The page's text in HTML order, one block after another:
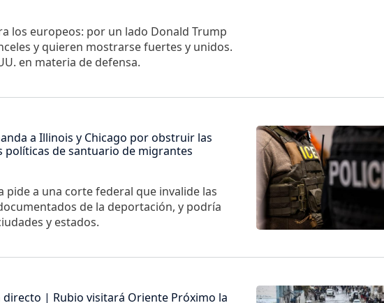
los europeos: por un lado Donald Trump
y quieren mostrarse fuertes y unidos.
en materia de defensa.
a Illinois y Chicago por obstruir las
políticas de santuario de migrantes
pide a una corte federal que invalide las
de la deportación, y podría
y estados.
Imagen
directo | Rubio visitará Oriente Próximo la
Imagen